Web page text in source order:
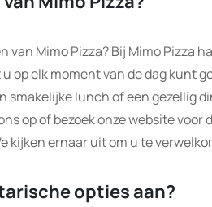
Mimo Pizza? Bij Mimo Pizza
op elk moment van de dag kunt
smakelijke lunch of een gezellig
op of bezoek onze website voor
kijken ernaar uit om u te
opties aan?